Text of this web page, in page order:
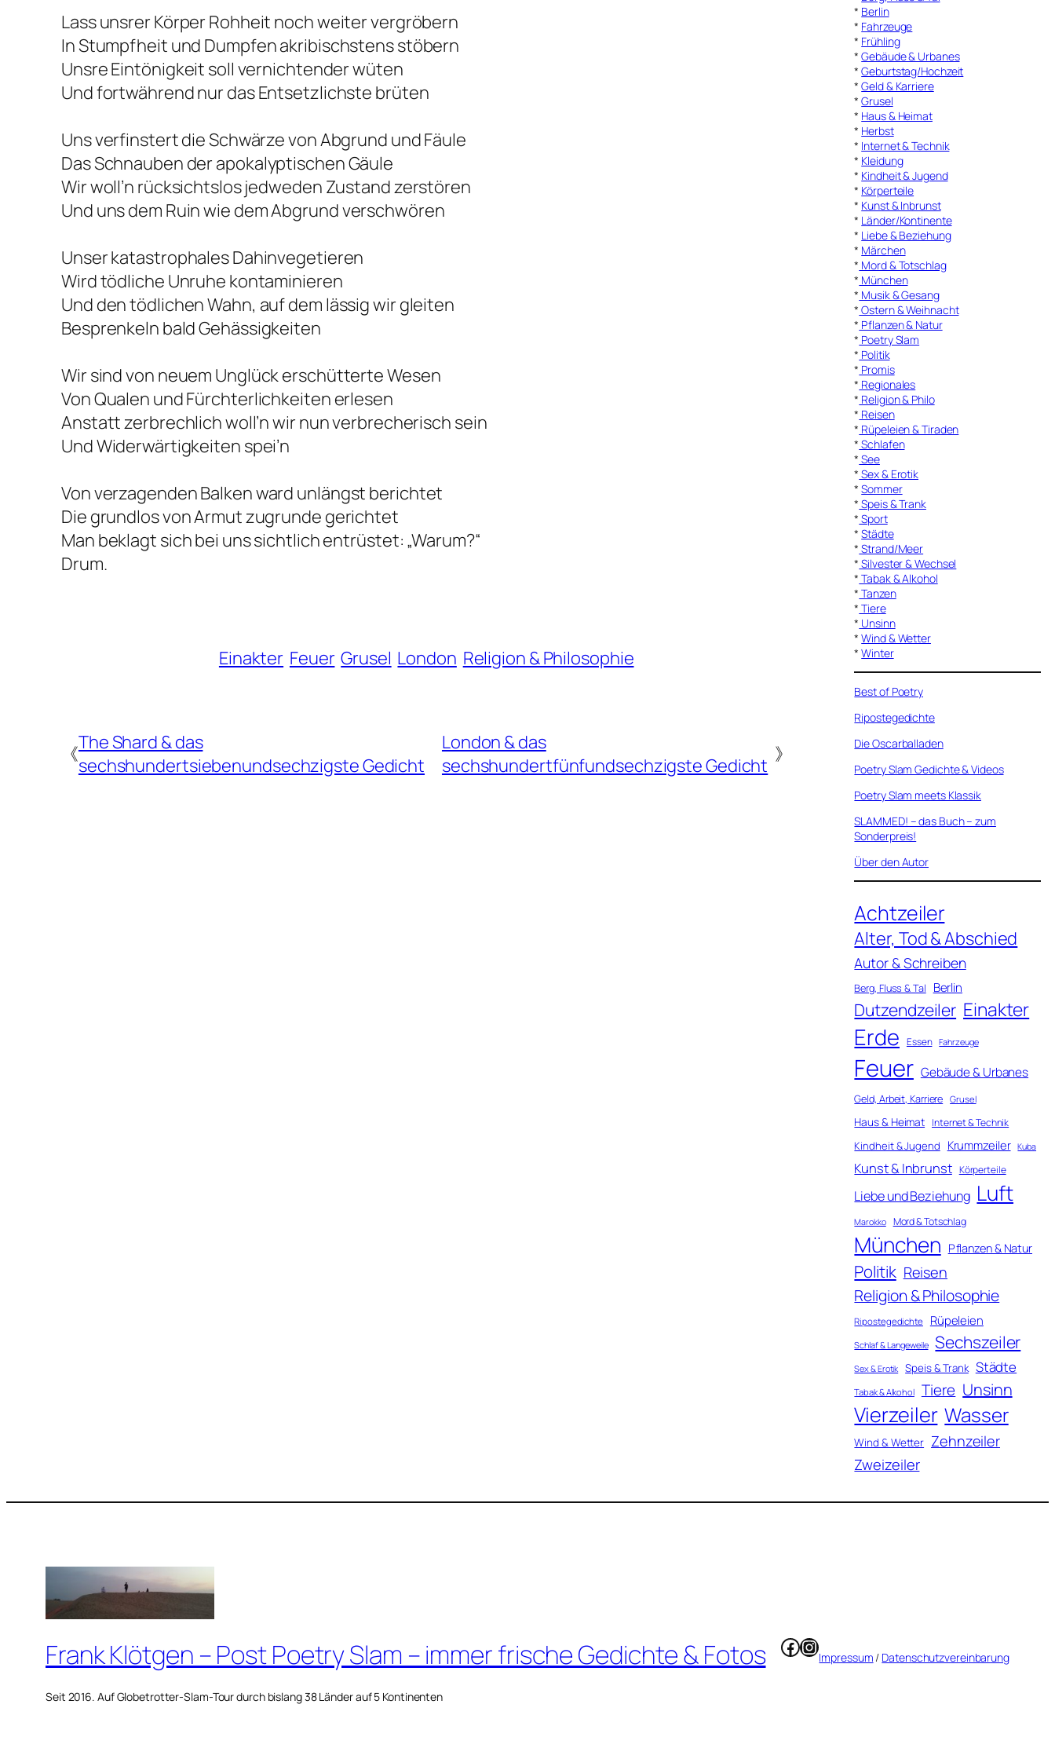
Lass unsrer Körper Rohheit noch weiter vergröbern
In Stumpfheit und Dumpfen akribischstens stöbern
Unsre Eintönigkeit soll vernichtender wüten
Und fortwährend nur das Entsetzlichste brüten
Uns verfinstert die Schwärze von Abgrund und Fäule
Das Schnauben der apokalyptischen Gäule
Wir woll’n rücksichtslos jedweden Zustand zerstören
Und uns dem Ruin wie dem Abgrund verschwören
Unser katastrophales Dahinvegetieren
Wird tödliche Unruhe kontaminieren
Und den tödlichen Wahn, auf dem lässig wir gleiten
Besprenkeln bald Gehässigkeiten
Wir sind von neuem Unglück erschütterte Wesen
Von Qualen und Fürchterlichkeiten erlesen
Anstatt zerbrechlich woll’n wir nun verbrecherisch sein
Und Widerwärtigkeiten spei’n
Von verzagenden Balken ward unlängst berichtet
Die grundlos von Armut zugrunde gerichtet
Man beklagt sich bei uns sichtlich entrüstet: „Warum?“
Drum.
Einakter Feuer Grusel London Religion & Philosophie
《The Shard & das
sechshundertsiebenundsechzigste Gedicht
London & das
sechshundertfünfundsechzigste Gedicht 》
* Berlin
* Fahrzeuge
* Frühling
*Gebäude & Urbanes
*Geburtstag/Hochzeit
*Geld & Karriere
*Grusel
* Haus & Heimat
* Herbst
* Internet & Technik
* Kleidung
* Kindheit & Jugend
* Körperteile
* Kunst & Inbrunst
* Länder/Kontinente
* Liebe & Beziehung
* Märchen
* Mord & Totschlag
* München
* Musik & Gesang
* Ostern & Weihnacht
* Pflanzen & Natur
* Poetry Slam
* Politik
* Promis
* Regionales
* Religion & Philo
* Reisen
* Rüpeleien & Tiraden
* Schlafen
* See
* Sex & Erotik
*Sommer
* Speis & Trank
* Sport
*Städte
* Strand/Meer
* Silvester & Wechsel
* Tabak & Alkohol
* Tanzen
* Tiere
* Unsinn
*Wind & Wetter
*Winter
Best of Poetry
Ripostegedichte
Die Oscarballaden
Poetry Slam Gedichte & Videos
Poetry Slam meets Klassik
SLAMMED! – das Buch – zum
Sonderpreis!
Über den Autor
Achtzeiler
Alter, Tod & Abschied
Autor & Schreiben
Berg, Fluss & Tal Berlin
Dutzendzeiler Einakter
Erde Essen Fahrzeuge
Feuer Gebäude & Urbanes
Geld, Arbeit, Karriere Grusel
Haus & Heimat Internet & Technik
Kindheit & Jugend Krummzeiler Kuba
Kunst & Inbrunst Körperteile
Liebe und Beziehung Luft
Marokko Mord & Totschlag
München Pflanzen & Natur
Politik Reisen
Religion & Philosophie
Ripostegedichte Rüpeleien
Schlaf & Langeweile Sechszeiler
Sex & Erotik Speis & Trank Städte
Tabak & Alkohol Tiere Unsinn
Vierzeiler Wasser
Wind & Wetter Zehnzeiler
Zweizeiler
Frank Klötgen – Post Poetry Slam – immer frische Gedichte & Fotos
Seit 2016. Auf Globetrotter-Slam-Tour durch bislang 38 Länder auf 5 Kontinenten
Facebook
Instagram
Impressum / Datenschutzvereinbarung